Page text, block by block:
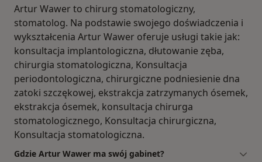
Artur Wawer to chirurg stomatologiczny,
stomatolog. Na podstawie swojego doświadczenia i
wykształcenia Artur Wawer oferuje usługi takie jak:
konsultacja implantologiczna, dłutowanie zęba,
chirurgia stomatologiczna, Konsultacja
periodontologiczna, chirurgiczne podniesienie dna
zatoki szczękowej, ekstrakcja zatrzymanych ósemek,
ekstrakcja ósemek, konsultacja chirurga
stomatologicznego, Konsultacja chirurgiczna,
Konsultacja stomatologiczna.
Gdzie Artur Wawer ma swój gabinet?